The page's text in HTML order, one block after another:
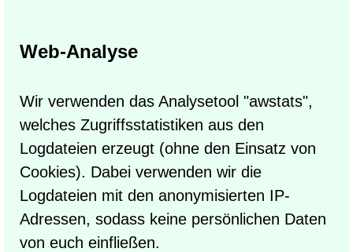
Web-Analyse
Wir verwenden das Analysetool "awstats",
welches Zugriffsstatistiken aus den
Logdateien erzeugt (ohne den Einsatz von
Cookies). Dabei verwenden wir die
Logdateien mit den anonymisierten IP-
Adressen, sodass keine persönlichen Daten
von euch einfließen.